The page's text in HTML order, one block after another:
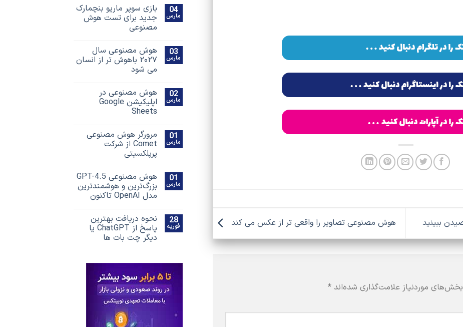
هوش مصنوعی تصاویر را واقعی‌ تر از عکس می‌ کند
بخش‌های موردنیاز علامت‌گذاری شده‌اند *
04
مارس
بازی سوپر ماریو بنچمارک
جدید برای تست هوش
مصنوعی
03
مارس
هوش مصنوعی سال
۲۰۲۷ باهوش تر از انسان
می شود
02
مارس
هوش مصنوعی در
اپلیکیشن Google
Sheets
01
مارس
مرورگر هوش مصنوعی
Comet از شرکت
پرپلکسیتی
01
مارس
هوش مصنوعی GPT-4.5
بزرگ‌ترین و هوشمندترین
مدل OpenAI تاکنون
28
فوریه
نحوه دریافت بهترین
پاسخ‌ از ChatGPT یا
دیگر چت بات ها